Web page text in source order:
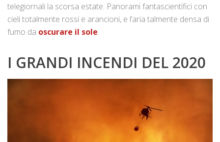
telegiornali la scorsa estate. Panorami fantascientifici con
cieli totalmente rossi e arancioni, e l’aria talmente densa di
fumo da oscurare il sole.
I GRANDI INCENDI DEL 2020